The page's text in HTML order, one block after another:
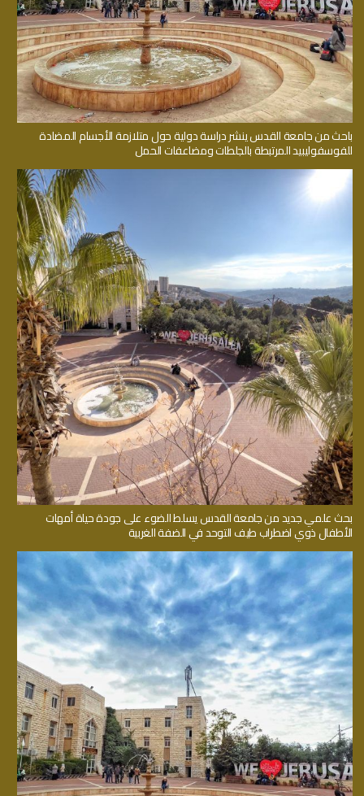
باحث من جامعة القدس ينشر دراسة دولية حول متلازمة الأجسام المضادة
للفوسفوليبيد المرتبطة بالجلطات ومضاعفات الحمل
بحث علمي جديد من جامعة القدس يسلط الضوء على جودة حياة أمهات
الأطفال ذوي اضطراب طيف التوحد في الضفة الغربية